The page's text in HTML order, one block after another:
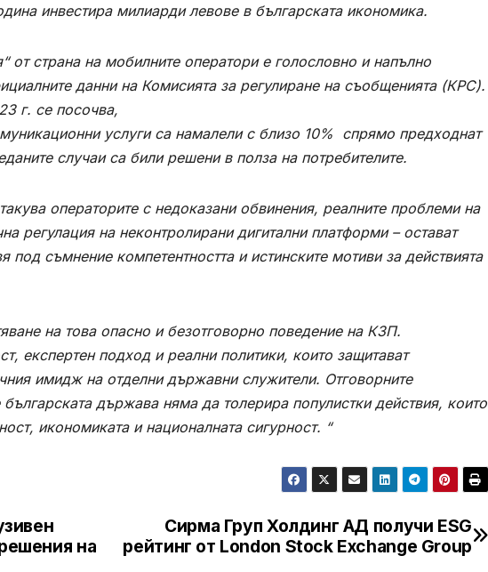
инвестира милиарди левове в българската икономика.
от страна на мобилните оператори е голословно и напълно
данни на Комисията за регулиране на съобщенията (КРС).
г. се посочва,
услуги са намалели с близо 10% спрямо предходнат
случаи са били решени в полза на потребителите.
операторите с недоказани обвинения, реалните проблеми на
регулация на неконтролирани дигитални платформи – остават
под съмнение компетентността и истинските мотиви за действията
на това опасно и безотговорно поведение на КЗП.
експертен подход и реални политики, които защитават
имидж на отделни държавни служители. Отговорните
държава няма да толерира популистки действия, които
икономиката и националната сигурност. “
Сирма Груп Холдинг АД получи ESG
рейтинг от London Stock Exchange Group
на